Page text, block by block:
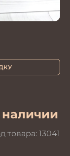
наличии
товара: 13041